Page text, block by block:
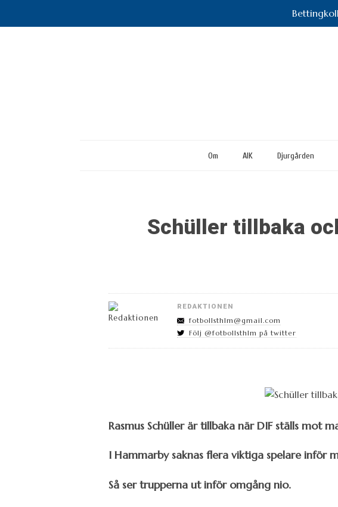
Om AIK Djurgården
Schüller tillbaka
REDAKTIONEN
fotbollsthlm@gmail.com
Följ @fotbollsthlm på twitter
Rasmus Schüller är tillbaka när DIF ställs mot
I Hammarby saknas flera viktiga spelare inför
Så ser trupperna ut inför omgång nio.